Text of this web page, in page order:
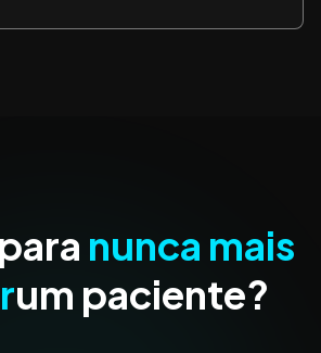
nunca mais
um paciente?